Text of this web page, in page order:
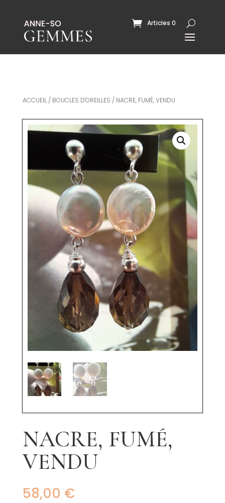
Articles 0
ACCUEIL/ BOUCLES D'OREILLES / NACRE, FUMÉ, VENDU
NACRE, FUMÉ,
VENDU
58,00 €